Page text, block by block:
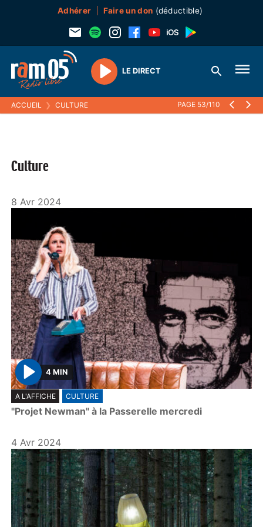
Adhérer Faire un don (déductible)
Play
LE DIRECT
ACCUEIL ❯ CULTURE PAGE 53/110
Culture
8 Avr 2024
P
l
a
4 MIN
A L'AFFICHE CULTURE
"Projet Newman" à la Passerelle mercredi
4 Avr 2024